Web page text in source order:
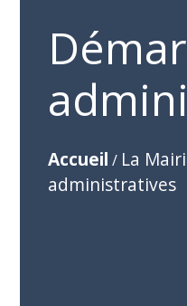
Accueil / La
administratives